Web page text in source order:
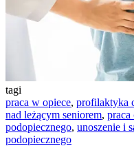
tagi
praca w opiece, profilaktyka
nad leżącym seniorem,
podopiecznego, unoszenie i
podopiecznego